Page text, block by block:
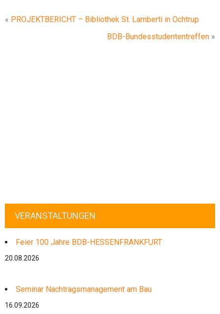
« PROJEKTBERICHT – Bibliothek St. Lamberti in Ochtrup
BDB-Bundesstudententreffen »
VERANSTALTUNGEN
Feier 100 Jahre BDB-HESSENFRANKFURT
20.08.2026
Seminar Nachtragsmanagement am Bau
16.09.2026